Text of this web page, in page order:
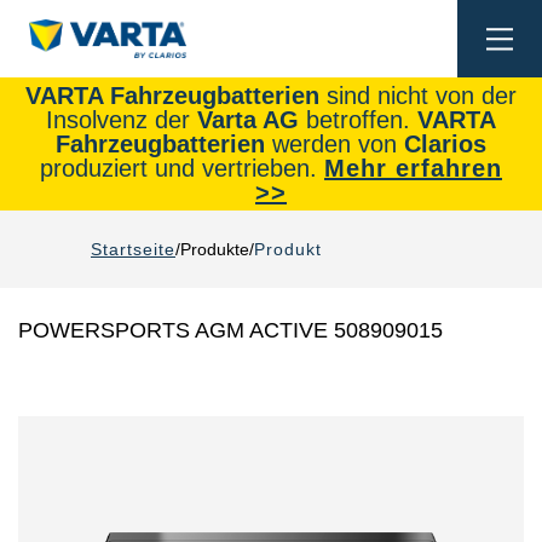
VARTA Fahrzeugbatterien sind nicht von der
Insolvenz der Varta AG betroffen. VARTA
Fahrzeugbatterien werden von Clarios
produziert und vertrieben. Mehr erfahren
>>
Startseite Produkte Produkt
POWERSPORTS AGM ACTIVE 508909015